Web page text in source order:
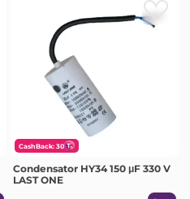
CashBack: 30
Condensator HY34 150 μF 330 V
LAST ONE